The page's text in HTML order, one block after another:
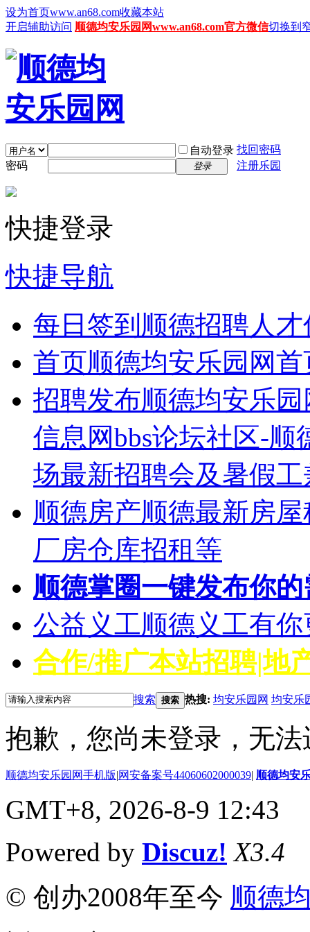
设为首页www.an68.com收藏本站
开启辅助访问 顺德均安乐园网www.an68.com官方微信切换到
自动登录 找回密码
密码
登录 注册乐园
快捷登录
快捷导航
每日签到 顺德招聘人
首页顺德均安乐园网首
招聘发布顺德均安乐
信息网bbs论坛社区-
场最新招聘会及暑假
顺德房产顺德最新房
厂房仓库招租等
顺德掌圈一键发布你
公益义工顺德义工有
合作/推广本站招聘|地
搜索 搜索 热搜: 均安乐园网 均安乐
抱歉，您尚未登录，无
顺德均安乐园网手机版|网安备案号44060602000039| 顺德均安
GMT+8, 2026-8-9 12:43
Powered by Discuz! X3.4
© 创办2008年至今 顺德